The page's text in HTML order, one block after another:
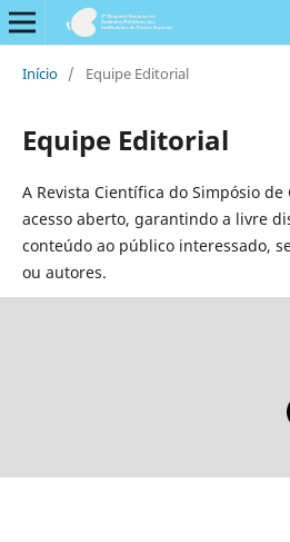
Início / Equipe Editorial
Equipe Editorial
A Revista Científica do Simpósio
acesso aberto, garantindo a livre
conteúdo ao público interessado,
ou autores.